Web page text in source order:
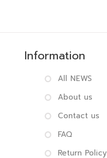
Information
All NEWS
About us
Contact us
FAQ
Return Policy